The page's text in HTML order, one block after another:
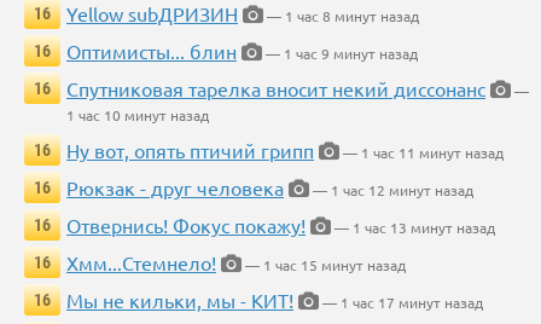
16 Yellow subДРИЗИН
— 1 час 8 минут назад
16
Оптимисты... блин
— 1 час 9 минут назад
16
Спутниковая тарелка вносит некий диссонанс
—
1 час 10 минут назад
16
Ну вот, опять птичий грипп
— 1 час 11 минут назад
16
Рюкзак - друг человека
— 1 час 12 минут назад
16
Отвернись! Фокус покажу!
— 1 час 13 минут назад
16
Хмм...Стемнело!
— 1 час 15 минут назад
16
Мы не кильки, мы - КИТ!
— 1 час 17 минут назад